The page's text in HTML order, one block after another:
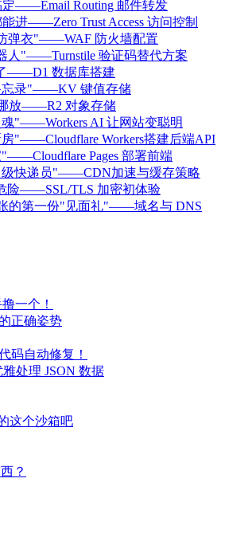
定——Email Routing 邮件转发
进——Zero Trust Access 访问控制
防弹衣"——WAF 防火墙配置
人"——Turnstile 验证码替代方案
了——D1 数据库搭建
忘录"——KV 键值存储
哪放——R2 对象存储
魂"——Workers AI 让网站变聪明
房"——Cloudflare Workers搭建后端API
"——Cloudflare Pages 部署前端
级快递员"——CDN加速与缓存策略
险——SSL/TLS 加密初体验
张的第一份"见面礼"——域名与 DNS
一个！
正确姿势
码自动修复！
雅处理 JSON 数据
这个沙箱吧
？